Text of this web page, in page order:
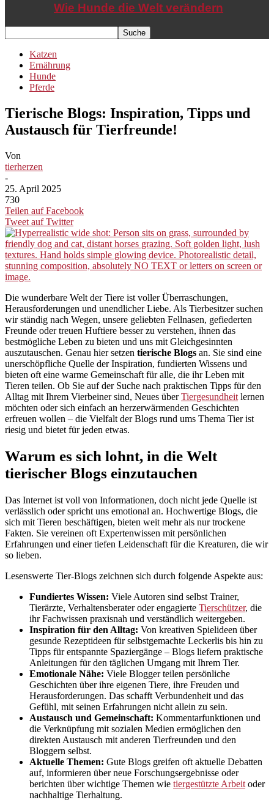
Wie Hunde die Welt verändern
Katzen
Ernährung
Hunde
Pferde
Tierische Blogs: Inspiration, Tipps und
Austausch für Tierfreunde!
Von
tierherzen
-
25. April 2025
730
Teilen auf Facebook
Tweet auf Twitter
Die wunderbare Welt der Tiere ist voller Überraschungen,
Herausforderungen und unendlicher Liebe. Als Tierbesitzer suchen
wir ständig nach Wegen, unsere geliebten Fellnasen, gefiederten
Freunde oder treuen Huftiere besser zu verstehen, ihnen das
bestmögliche Leben zu bieten und uns mit Gleichgesinnten
auszutauschen. Genau hier setzen tierische Blogs an. Sie sind eine
unerschöpfliche Quelle der Inspiration, fundierten Wissens und
bieten oft eine warme Gemeinschaft für alle, die ihr Leben mit
Tieren teilen. Ob Sie auf der Suche nach praktischen Tipps für den
Alltag mit Ihrem Vierbeiner sind, Neues überTiergesundheit lernen
möchten oder sich einfach an herzerwärmenden Geschichten
erfreuen wollen – die Vielfalt der Blogs rund ums Thema Tier ist
riesig und bietet für jeden etwas.
Warum es sich lohnt, in die Welt
tierischer Blogs einzutauchen
Das Internet ist voll von Informationen, doch nicht jede Quelle ist
verlässlich oder spricht uns emotional an. Hochwertige Blogs, die
sich mit Tieren beschäftigen, bieten weit mehr als nur trockene
Fakten. Sie vereinen oft Expertenwissen mit persönlichen
Erfahrungen und einer tiefen Leidenschaft für die Kreaturen, die wir
so lieben.
Lesenswerte Tier-Blogs zeichnen sich durch folgende Aspekte aus:
Fundiertes Wissen: Viele Autoren sind selbst Trainer,
Tierärzte, Verhaltensberater oder engagierte Tierschützer, die
ihr Fachwissen praxisnah und verständlich weitergeben.
Inspiration für den Alltag: Von kreativen Spielideen über
gesunde Rezeptideen für selbstgemachte Leckerlis bis hin zu
Tipps für entspannte Spaziergänge – Blogs liefern praktische
Anleitungen für den täglichen Umgang mit Ihrem Tier.
Emotionale Nähe: Viele Blogger teilen persönliche
Geschichten über ihre eigenen Tiere, ihre Freuden und
Herausforderungen. Das schafft Verbundenheit und das
Gefühl, mit seinen Erfahrungen nicht allein zu sein.
Austausch und Gemeinschaft: Kommentarfunktionen und
die Verknüpfung mit sozialen Medien ermöglichen den
direkten Austausch mit anderen Tierfreunden und den
Bloggern selbst.
Aktuelle Themen: Gute Blogs greifen oft aktuelle Debatten
auf, informieren über neue Forschungsergebnisse oder
berichten über wichtige Themen wie tiergestützte Arbeit oder
nachhaltige Tierhaltung.